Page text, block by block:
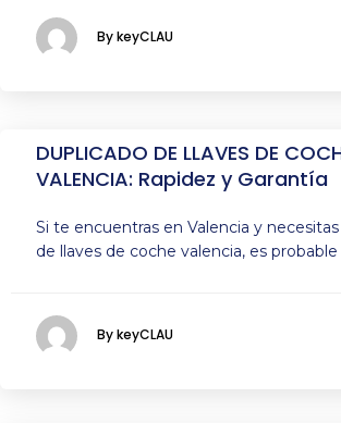
By keyCLAU
DUPLICADO DE LLAVES DE
VALENCIA: Rapidez y Garantía
Si te encuentras en Valencia y
de llaves de coche valencia, es
By keyCLAU